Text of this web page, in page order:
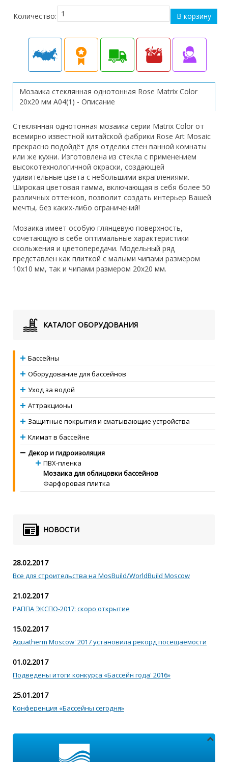
Количество:
Мозаика стеклянная однотонная Rose Matrix Color
20х20 мм A04(1) - Описание
Стеклянная однотонная мозаика серии Matrix Color от
всемирно известной китайской фабрики Rose Art Mosaic
прекрасно подойдёт для отделки стен ванной комнаты
или же кухни. Изготовлена из стекла с применением
высокотехнологичной окраски, создающей
удивительные цвета с небольшими вкраплениями.
Широкая цветовая гамма, включающая в себя более 50
различных оттенков, позволит создать интерьер Вашей
мечты, без каких-либо ограничений!
Мозаика имеет особую глянцевую поверхность,
сочетающую в себе оптимальные характеристики
скольжения и цветопередачи. Модельный ряд
представлен как плиткой с малыми чипами размером
10х10 мм, так и чипами размером 20х20 мм.
КАТАЛОГ ОБОРУДОВАНИЯ
Бассейны
Оборудование для бассейнов
Уход за водой
Аттракционы
Защитные покрытия и сматывающие устройства
Климат в бассейне
Декор и гидроизоляция
ПВХ-пленка
Мозаика для облицовки бассейнов
Фарфоровая плитка
НОВОСТИ
28.02.2017
Все для строительства на MosBuild/WorldBuild Moscow
21.02.2017
РАППА ЭКСПО-2017: скоро открытие
15.02.2017
Aquatherm Moscow' 2017 установила рекорд посещаемости
01.02.2017
Подведены итоги конкурса «Бассейн года' 2016»
25.01.2017
Конференция «Бассейны сегодня»